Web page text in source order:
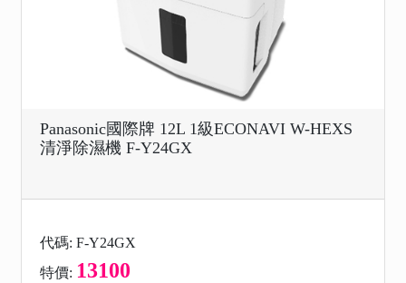
Panasonic國際牌 12L 1級ECONAVI W-HEXS
清淨除濕機 F-Y24GX
代碼: F-Y24GX
特價: 13100